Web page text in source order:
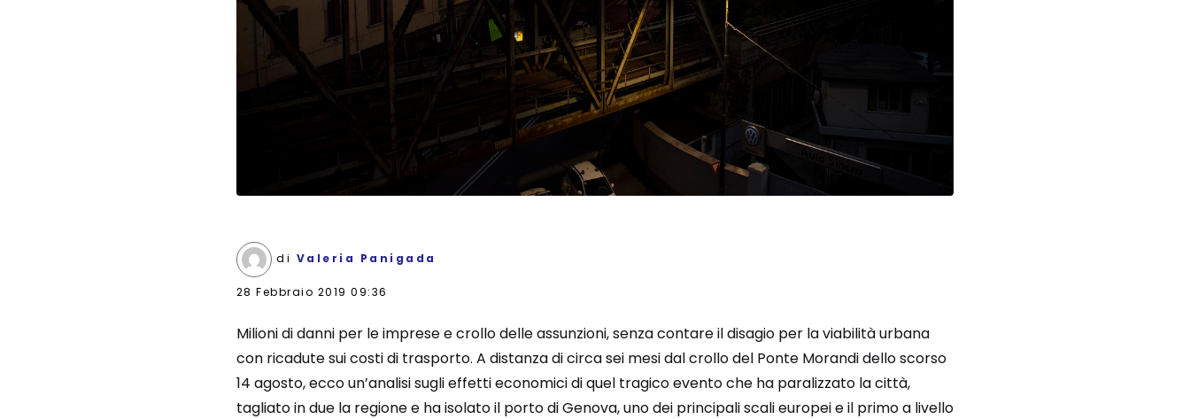
di Valeria Panigada
28 Febbraio 2019 09:36
Milioni di danni per le imprese e crollo delle assunzioni, senza contare il disagio per la viabilità urbana
con ricadute sui costi di trasporto. A distanza di circa sei mesi dal crollo del Ponte Morandi dello scorso
14 agosto, ecco un’analisi sugli effetti economici di quel tragico evento che ha paralizzato la città,
tagliato in due la regione e ha isolato il porto di Genova, uno dei principali scali europei e il primo a livello